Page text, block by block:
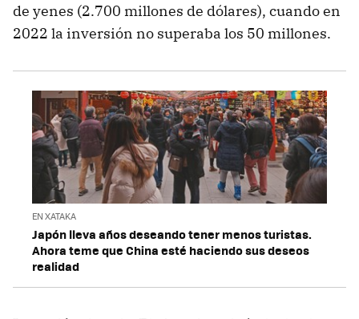
de yenes (2.700 millones de dólares), cuando en
2022 la inversión no superaba los 50 millones.
EN XATAKA
Japón lleva años deseando tener menos turistas.
Ahora teme que China esté haciendo sus deseos
realidad